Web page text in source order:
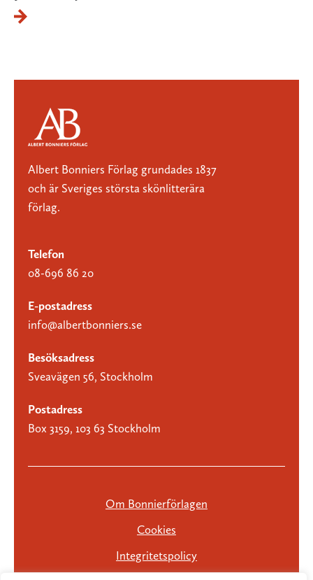
Albert Bonniers Förlag grundades 1837
och är Sveriges största skönlitterära
förlag.
Telefon
08-696 86 20
E-postadress
info@albertbonniers.se
Besöksadress
Sveavägen 56, Stockholm
Postadress
Box 3159, 103 63 Stockholm
Om Bonnierförlagen
Cookies
Integritetspolicy